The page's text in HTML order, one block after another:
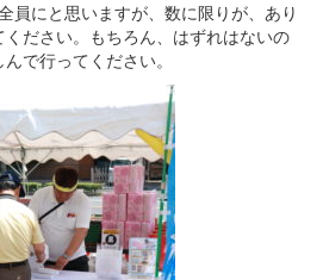
員にと思いますが、数に限りが、あり
ください。もちろん、はずれはないの
で行ってください。